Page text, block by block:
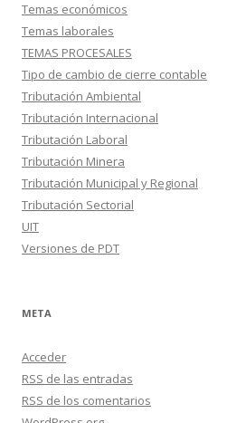
Temas económicos
Temas laborales
TEMAS PROCESALES
Tipo de cambio de cierre contable
Tributación Ambiental
Tributación Internacional
Tributación Laboral
Tributación Minera
Tributación Municipal y Regional
Tributación Sectorial
UIT
Versiones de PDT
META
Acceder
RSS de las entradas
RSS de los comentarios